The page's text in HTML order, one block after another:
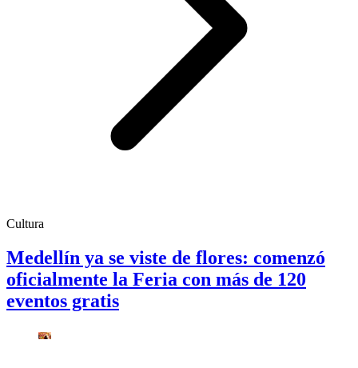
Cultura
Medellín ya se viste de flores: comenzó
oficialmente la Feria con más de 120
eventos gratis